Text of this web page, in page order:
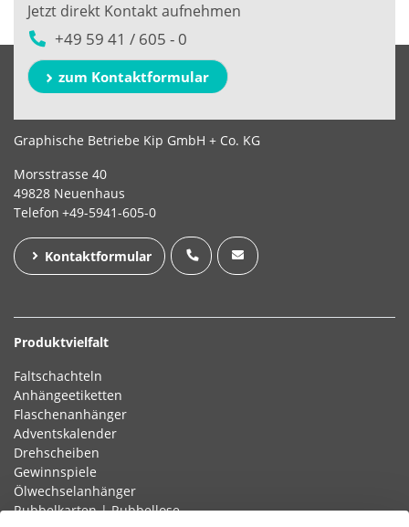
Jetzt direkt Kontakt aufnehmen
+49 59 41 / 605 - 0
zum Kontaktformular
Graphische Betriebe Kip GmbH + Co. KG
Morsstrasse 40
49828 Neuenhaus
Telefon +49-5941-605-0
Kontaktformular
Produktvielfalt
Faltschachteln
Anhängeetiketten
Flaschenanhänger
Adventskalender
Drehscheiben
Gewinnspiele
Ölwechselanhänger
Rubbelkarten | Rubbellose